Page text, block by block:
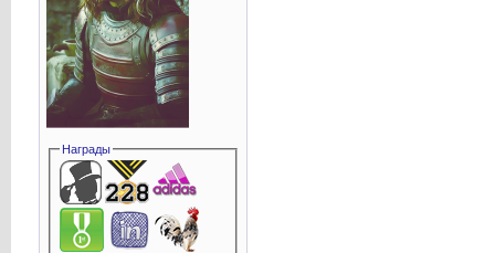
Награды